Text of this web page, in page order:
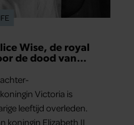
Wise, de royal
de dood van
Victoria is
leeftijd overleden.
koningin Elizabeth II